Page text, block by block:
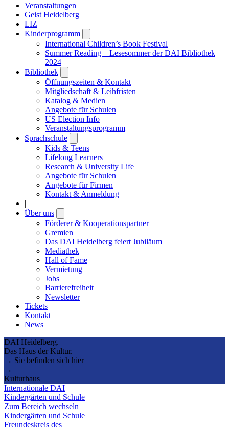
Veranstaltungen
Geist Heidelberg
LIZ
Kinderprogramm
submenu
International Children’s Book Festival
Summer Reading – Lesesommer der DAI Bibliothek
2024
Bibliothek
submenu
Öffnungszeiten & Kontakt
Mitgliedschaft & Leihfristen
Katalog & Medien
Angebote für Schulen
US Election Info
Veranstaltungsprogramm
Sprachschule
submenu
Kids & Teens
Lifelong Learners
Research & University Life
Angebote für Schulen
Angebote für Firmen
Kontakt & Anmeldung
|
Über uns
submenu
Förderer & Kooperationspartner
Gremien
Das DAI Heidelberg feiert Jubiläum
Mediathek
Hall of Fame
Vermietung
Jobs
Barrierefreiheit
Newsletter
Tickets
Kontakt
News
DAI Heidelberg.
Das Haus der Kultur.
→ Sie befinden sich hier
→
Kulturhaus
Internationale DAI
Kindergärten und Schule
Zum Bereich wechseln
Kindergärten und Schule
Freundeskreis des